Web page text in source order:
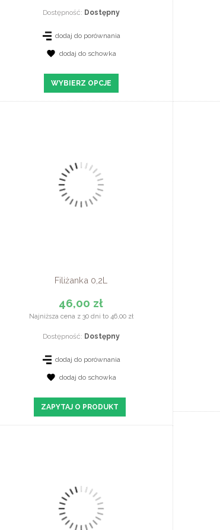
Dostępność: Dostępny
dodaj do porównania
dodaj do schowka
WYBIERZ OPCJE
Filiżanka 0,2L
46,00 zł
Najniższa cena z 30 dni to 46,00 zł
Dostępność: Dostępny
dodaj do porównania
dodaj do schowka
ZAPYTAJ O PRODUKT